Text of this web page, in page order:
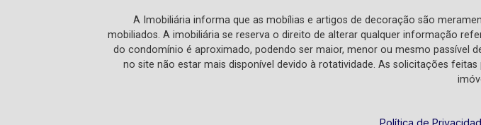
A Imobiliária informa que as mobílias e artigos de decoração são
mobiliados. A imobiliária se reserva o direito de alterar qualquer informação
do condomínio é aproximado, podendo ser maior, menor ou mesmo passível
no site não estar mais disponível devido à rotatividade. As solicitações